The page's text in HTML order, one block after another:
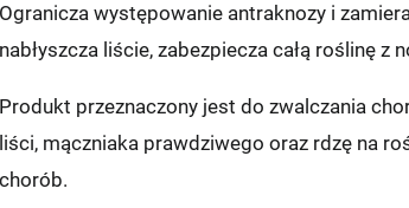
Ogranicza występowanie antraknozy i
nabłyszcza liście, zabezpiecza całą roślinę z
Produkt przeznaczony jest do zwalczania
liści, mączniaka prawdziwego oraz rdzę na
chorób.